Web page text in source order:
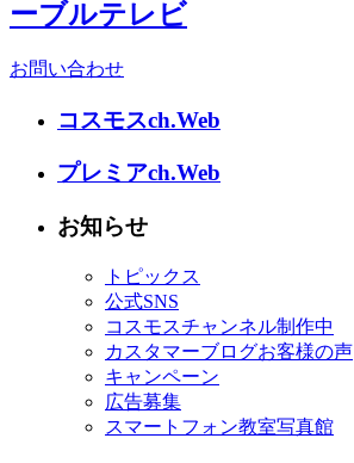
お問い合わせ
コスモスch.Web
プレミアch.Web
お知らせ
トピックス
公式SNS
コスモスチャンネル制作中
カスタマーブログお客様の声
キャンペーン
広告募集
スマートフォン教室写真館